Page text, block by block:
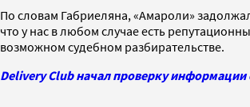
По словам Габриеляна, «Амароли»
что у нас в любом случае есть
возможном судебном разбирательстве.
Delivery Club начал проверку информации